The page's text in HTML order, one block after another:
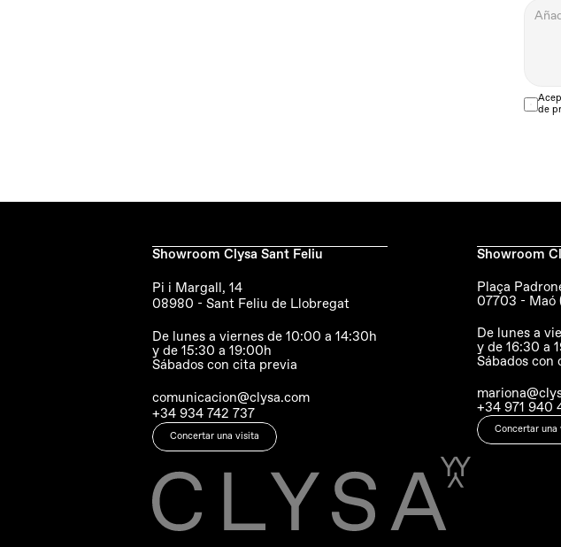
de
Showroom Clysa Sant Feliu
Pi i Margall, 14
08980 - Sant Feliu de Llobregat
De lunes a viernes de 10:00 a 14:30h
y de 15:30 a 19:00h
Sábados con cita previa
comunicacion@clysa.com
+34 934 742 737
Concertar una visita
Showroom
Plaça
07703 - Maó
De lunes a
y de 16:30 a
Sábados con
+34 971 940
Concertar una